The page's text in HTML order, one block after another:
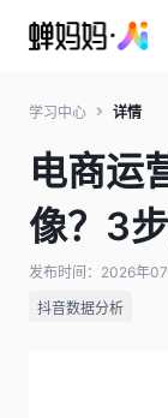
学习中心 详情
电商运
像？3
发布时间：2026年
抖音数据分析